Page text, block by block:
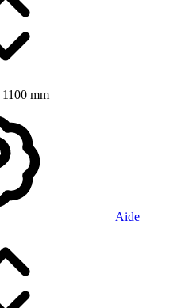
1100 mm
Aide